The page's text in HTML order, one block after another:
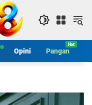
Opini Pangan